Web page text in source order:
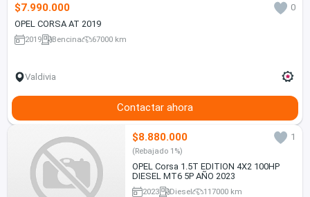
$7.990.000
0
OPEL CORSA AT 2019
2019 Bencina 67000 km
Valdivia
Contactar ahora
$8.880.000 1
(Rebajado 1%)
OPEL Corsa 1.5T EDITION 4X2 100HP
DIESEL MT6 5P AÑO 2023
2023 Diesel 117000 km